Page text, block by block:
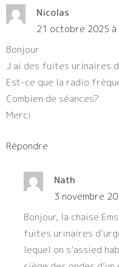
Nicolas
21 octobre 2025 à
Bonjour
J ai des fuites urinaires
Est-ce que la radio
Combien de séances?
Merci
Répondre
Nath
3 novembre
Bonjour, la chaise
fuites urinaires
lequel on s’assied